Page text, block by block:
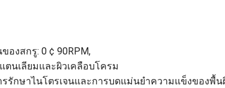
องสกรู: 0 ¢ 90RPM,
นเลียมและผิวเคลือบโครม
รรักษาไนโตรเจนและการบดแม่นยําความแข็งของพื้